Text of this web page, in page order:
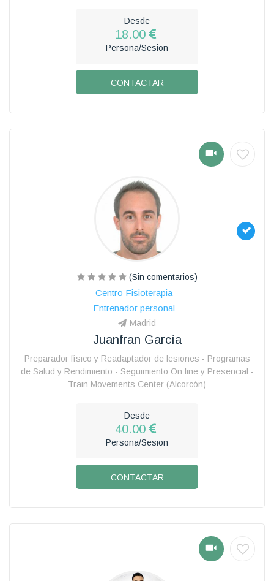
Desde
18.00
Persona/Sesion
CONTACTAR
(Sin comentarios)
Centro Fisioterapia
Entrenador personal
Madrid
Juanfran García
Preparador físico y Readaptador de lesiones - Programas
de Salud y Rendimiento - Seguimiento On line y Presencial -
Train Movements Center (Alcorcón)
Desde
40.00
Persona/Sesion
CONTACTAR